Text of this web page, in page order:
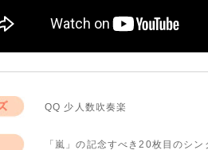
QQ 少人数吹奏楽
「嵐」の記念すべき20枚目のシ